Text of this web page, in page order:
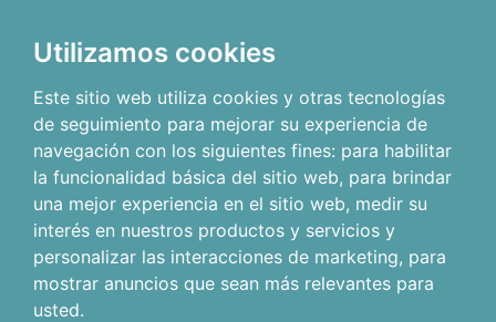
Utilizamos cookies
Este sitio web utiliza cookies y otras tecnologías
de seguimiento para mejorar su experiencia de
navegación con los siguientes fines: para habilitar
la funcionalidad básica del sitio web, para brindar
una mejor experiencia en el sitio web, medir su
interés en nuestros productos y servicios y
personalizar las interacciones de marketing, para
mostrar anuncios que sean más relevantes para
usted.